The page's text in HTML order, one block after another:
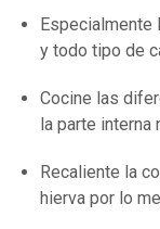
y todo tipo de
Cocine las
la parte interna
Recaliente la
hierva por lo